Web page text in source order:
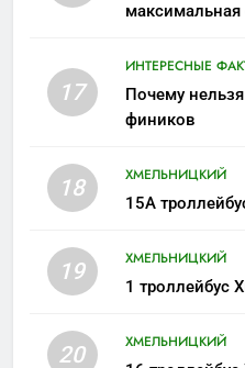
максимальная
17
ИНТЕРЕСНЫЕ
Почему
фиников
18
ХМЕЛЬНИЦКИЙ
15А
19
ХМЕЛЬНИЦКИЙ
1 троллейбус
20
ХМЕЛЬНИЦКИЙ